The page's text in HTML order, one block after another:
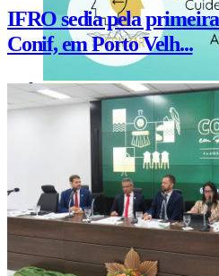
IFRO sedia pela
Conif, em Porto Velh...